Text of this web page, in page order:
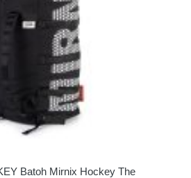
Batoh Mirnix Hockey The